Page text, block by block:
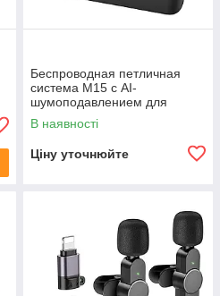
Беспроводная петличная
система M15 с AI-
шумоподавлением для
телефона и камеры
В наявності
Ціну уточнюйте